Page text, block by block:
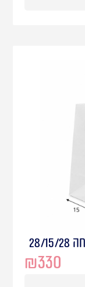
28
₪330